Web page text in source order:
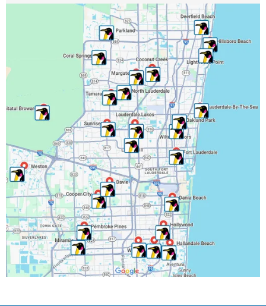
Lauderdale Lakes, FL
Lauderhill, FL
Lighthouse Point, FL
Margate, FL
Miramar, FL
North Lauderdale, FL
Oakland Park, FL
Parkland, FL
Pembroke Park, FL
Pembroke Pines, FL